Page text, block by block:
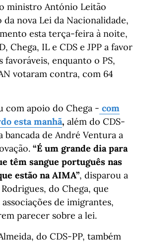
ministro António Leitão
da nova Lei da Nacionalidade,
esta terça-feira à noite,
Chega, IL e CDS e JPP a favor
favoráveis, enquanto o PS,
votaram contra, com 64
com apoio do Chega - com
esta manhã, além do CDS-
bancada de André Ventura a
“É um grande dia para
têm sangue português nas
estão na AIMA”, disparou a
do Chega, que
de imigrantes,
parecer sobre a lei.
do CDS-PP, também